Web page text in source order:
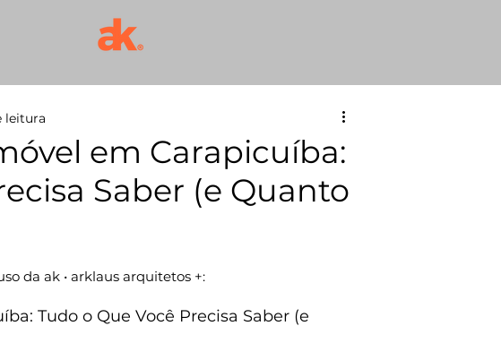
em Carapicuíba:
Saber (e Quanto
leitura
da ak • arklaus arquitetos +:
Tudo o Que Você Precisa Saber (e